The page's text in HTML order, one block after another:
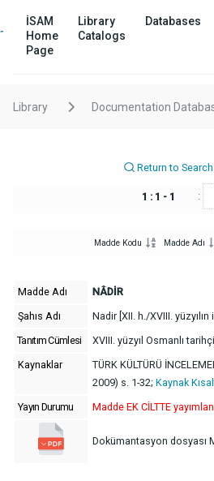
İSAM
Home
Page
Library
Catalogs
Databases
Library Documentation
Return to
1 : 1 - 1 :
Madde Kodu Madde Adı
Madde Adı
NÂDİR
Şahıs Adı
Nadir [XII. h./XVIII. yüzyılın
Tanıtım Cümlesi
XVIII. yüzyıl Osmanlı
Kaynaklar
TÜRK KÜLTÜRÜ
2009) s. 1-32; Kaynak
Yayın Durumu
Madde EK CİLTTE
Dokümantasyon dosyası